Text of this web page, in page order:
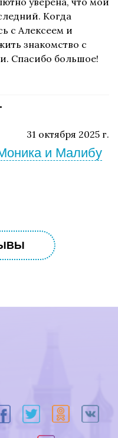
Когда
с Алексеем и
знакомство с
Спасибо большое!
31 октября 2025 г.
и Малибу